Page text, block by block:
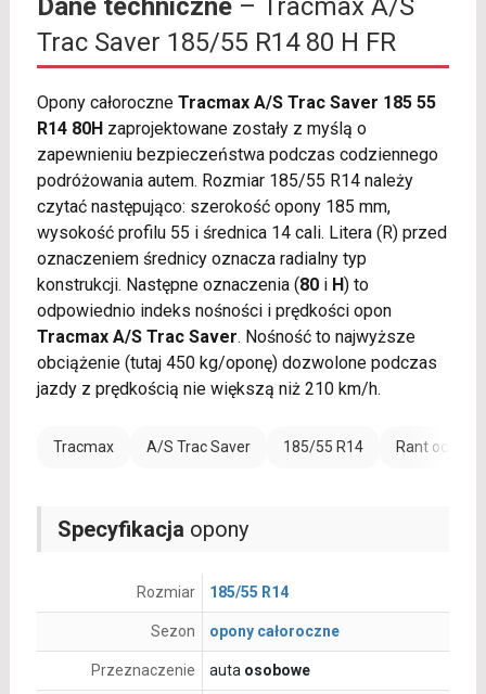
Dane techniczne– Tracmax A/S
Trac Saver 185/55 R14 80 H FR
Opony całoroczne Tracmax A/S Trac Saver 185 55
R14 80Hzaprojektowane zostały z myślą o
zapewnieniu bezpieczeństwa podczas codziennego
podróżowania autem. Rozmiar 185/55 R14 należy
czytać następująco: szerokość opony 185 mm,
wysokość profilu 55 i średnica 14 cali. Litera (R) przed
oznaczeniem średnicy oznacza radialny typ
konstrukcji. Następne oznaczenia (80i H) to
odpowiednio indeks nośności i prędkości opon
Tracmax A/S Trac Saver. Nośność to najwyższe
obciążenie (tutaj 450 kg/oponę) dozwolone podczas
jazdy z prędkością nie większą niż 210 km/h.
Tracmax A/S Trac Saver 185/55 R14 Rant
Specyfikacja opony
Rozmiar 185/55 R14
Sezon opony całoroczne
Przeznaczenie auta osobowe